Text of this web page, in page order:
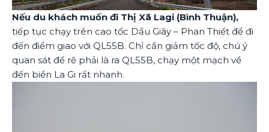
Nếu du khách muốn đi Thị Xã Lagi (Bình Thuận),
tiếp tục chạy trên cao tốc Dầu Giây – Phan Thiết để đi
đến điểm giao với QL55B. Chỉ cần giảm tốc độ, chú ý
quan sát để rẽ phải là ra QL55B, chạy một mạch về
đến biển La Gi rất nhanh.